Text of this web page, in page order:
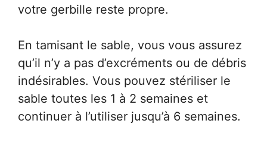
votre gerbille reste propre.
En tamisant le sable, vous vous assurez
qu’il n’y a pas d’excréments ou de débris
indésirables. Vous pouvez stériliser le
sable toutes les 1 à 2 semaines et
continuer à l’utiliser jusqu’à 6 semaines.